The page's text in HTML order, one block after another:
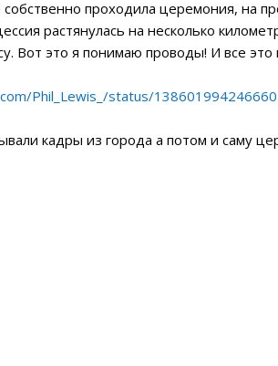
проходила церемония, на
растянулась на несколько
Вот это я понимаю проводы! И все
Phil_Lewis_/status/
кадры из города а потом и саму